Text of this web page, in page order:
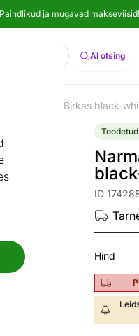
Paindlikud ja mugavad makseviisid!
Otsi AI otsing
plastikvaip Birkas black-
ID
Hind